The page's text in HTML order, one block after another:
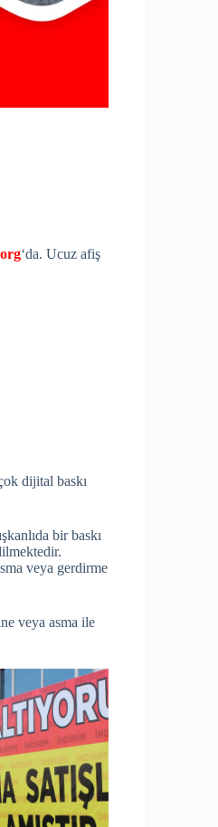
‘da. Ucuz afiş
dijital baskı
bir baskı
veya gerdirme
veya asma ile